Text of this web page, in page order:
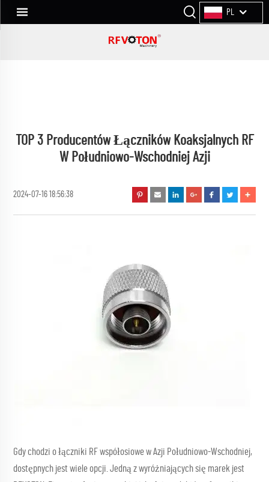
PL
TOP 3 Producentów Łączników Koaksjalnych RF
W Południowo-Wschodniej Azji
2024-07-16 18:56:38
Gdy chodzi o łączniki RF współosiowe w Azji Południowo-Wschodniej,
dostępnych jest wiele opcji. Jedną z wyróżniających się marek jest